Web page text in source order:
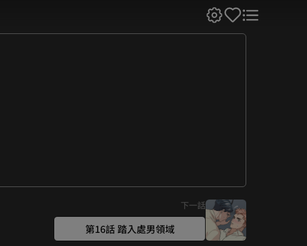
下一話
第16話 踏入處男領域